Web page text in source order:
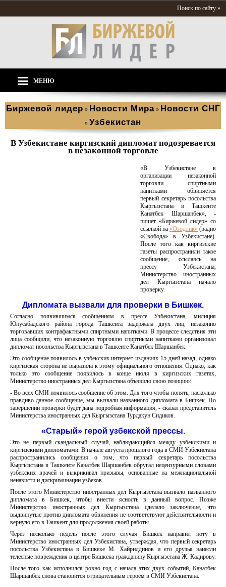
Поиск по сайту »
МЕНЮ
Биржевой лидер » Новости Мира » Новости СНГ
» Узбекистан
В Узбекистане киргизский дипломат подозревается
в незаконной торговле
«В Узбекистане в
организации незаконной
торговли спиртными
напитками обвиняется
первый секретарь посольства
Кыргызстана в Ташкенте
Канатбек Шаршанбек», -
пишет «Биржевой лидер» со
ссылкой на «Озодлик» (радио
«Свобода» в Узбекистане).
После того как киргизские
газеты распространили такое
сообщение, ссылаясь на
прессу Узбекистана,
Министерство иностранных
дел Кыргызстана начало
проверку.
Дипломата вызвали для проверки в Бишкек.
Согласно появившимся сообщениям в прессе Узбекистана, милиция
Юнусабадского района города Ташкента задержала двух лиц, незаконно
торговавших контрафактными спиртными напитками. В процессе следствия эти
лица сообщили, что незаконную торговлю спиртными напитками организовал
дипломат посольства Кыргызстана в Ташкенте Канатбек Шаршанбек.
Это сообщение появилось в узбекских интернет-изданиях 15 дней назад, однако
киргизская сторона не выразила к этому официального отношения. Однако, как
только это сообщение появилось в конце июля в киргизских газетах,
Министерство иностранных дел Кыргызстана объявило свою позицию:
- Во всех СМИ появилось сообщение об этом. Для того чтобы понять, насколько
правдиво данное сообщение, мы вызвали названного дипломата в Бишкек. По
завершении проверки будет дана подробная информация, - сказал представитель
Министерства иностранных дел Кыргызстана Турдакун Сидиков.
«Старый» герой узбекской прессы.
Это не первый скандальный случай, наблюдающийся между узбекскими и
киргизскими дипломатами. В начале августа прошлого года в СМИ Узбекистана
распространились сообщения о том, что первый секретарь посольства
Кыргызстана в Ташкенте Канатбек Шаршанбек обругал нецензурными словами
узбекских врачей и выкрикивал призывы, основанные на межнациональной
ненависти и дискриминации узбеков.
После этого Министерство иностранных дел Кыргызстана вызвало названного
дипломата в Бишкек, чтобы внести ясность в данный вопрос. Позже
Министерство иностранных дел Кыргызстана сделало заключение, что
выдвинутые против дипломата обвинения не соответствуют действительности и
вернуло его в Ташкент для продолжения своей работы.
Через несколько недель после этого случая Бишкек направил ноту в
Министерство иностранных дел Узбекистана, утверждая, что первый секретарь
посольства Узбекистана в Бишкеке М. Хайриддинов и его друзья нанесли
телесные повреждения в центре Бишкека гражданину Кыргызстана Ж. Кадирову.
После того как исполнился ровно год с начала этих двух событий, Канатбек
Шаршанбек снова становится отрицательным героем в СМИ Узбекистана.